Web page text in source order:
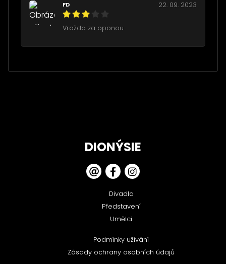
FD 22. 09. 2023
Vražda za oponou
DIONÝSIE
Divadla
Představení
Umělci
Podmínky užívání
Zásady ochrany osobních údajů